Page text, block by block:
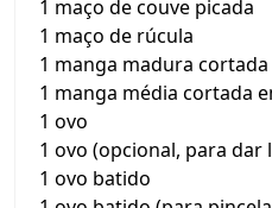
1 maço de couve picada
1 maço de rúcula
1 manga madura
1 manga média cortada
1 ovo
1 ovo (opcional, para dar
1 ovo batido